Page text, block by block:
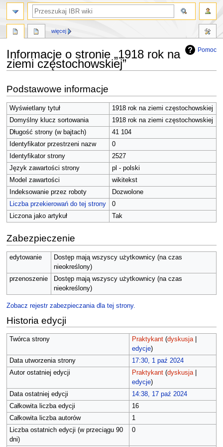
Pomoc
Informacje o stronie „1918 rok na
ziemi częstochowskiej”
do
nawigacji
do
wyszukiwania
Podstawowe informacje
Wyświetlany tytuł
1918 rok na ziemi częstochowskiej
Domyślny klucz sortowania
1918 rok na ziemi częstochowskiej
Długość strony (w bajtach)
41 104
Identyfikator przestrzeni nazw
0
Identyfikator strony
2527
Język zawartości strony
pl - polski
Model zawartości
wikitekst
Indeksowanie przez roboty
Dozwolone
Liczba przekierowań do tej strony
0
Liczona jako artykuł
Tak
Zabezpieczenie
edytowanie
Dostęp mają wszyscy użytkownicy (na czas
nieokreślony)
przenoszenie
Dostęp mają wszyscy użytkownicy (na czas
nieokreślony)
Zobacz rejestr zabezpieczania dla tej strony.
Historia edycji
Twórca strony Praktykant (dyskusja|
edycje)
Data utworzenia strony
17:30, 1 paź 2024
Autor ostatniej edycji
Praktykant (dyskusja|
edycje)
Data ostatniej edycji
14:38, 17 paź 2024
Całkowita liczba edycji
16
Całkowita liczba autorów
1
Liczba ostatnich edycji (w przeciągu 90
dni)
0
więcej
szukaj